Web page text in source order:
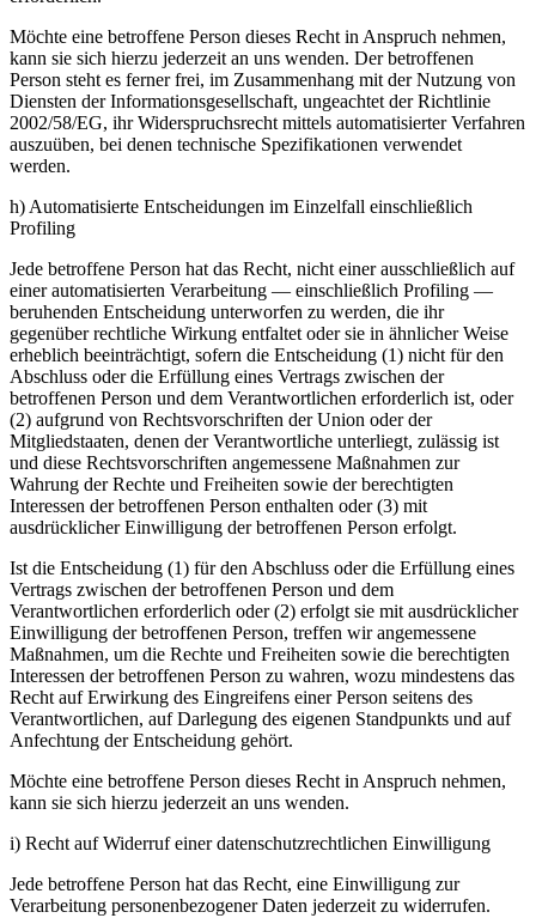
Möchte eine betroffene Person dieses Recht in Anspruch nehmen,
kann sie sich hierzu jederzeit an uns wenden. Der betroffenen
Person steht es ferner frei, im Zusammenhang mit der Nutzung von
Diensten der Informationsgesellschaft, ungeachtet der Richtlinie
2002/58/EG, ihr Widerspruchsrecht mittels automatisierter Verfahren
auszuüben, bei denen technische Spezifikationen verwendet
werden.
h) Automatisierte Entscheidungen im Einzelfall einschließlich
Profiling
Jede betroffene Person hat das Recht, nicht einer ausschließlich auf
einer automatisierten Verarbeitung — einschließlich Profiling —
beruhenden Entscheidung unterworfen zu werden, die ihr
gegenüber rechtliche Wirkung entfaltet oder sie in ähnlicher Weise
erheblich beeinträchtigt, sofern die Entscheidung (1) nicht für den
Abschluss oder die Erfüllung eines Vertrags zwischen der
betroffenen Person und dem Verantwortlichen erforderlich ist, oder
(2) aufgrund von Rechtsvorschriften der Union oder der
Mitgliedstaaten, denen der Verantwortliche unterliegt, zulässig ist
und diese Rechtsvorschriften angemessene Maßnahmen zur
Wahrung der Rechte und Freiheiten sowie der berechtigten
Interessen der betroffenen Person enthalten oder (3) mit
ausdrücklicher Einwilligung der betroffenen Person erfolgt.
Ist die Entscheidung (1) für den Abschluss oder die Erfüllung eines
Vertrags zwischen der betroffenen Person und dem
Verantwortlichen erforderlich oder (2) erfolgt sie mit ausdrücklicher
Einwilligung der betroffenen Person, treffen wir angemessene
Maßnahmen, um die Rechte und Freiheiten sowie die berechtigten
Interessen der betroffenen Person zu wahren, wozu mindestens das
Recht auf Erwirkung des Eingreifens einer Person seitens des
Verantwortlichen, auf Darlegung des eigenen Standpunkts und auf
Anfechtung der Entscheidung gehört.
Möchte eine betroffene Person dieses Recht in Anspruch nehmen,
kann sie sich hierzu jederzeit an uns wenden.
i) Recht auf Widerruf einer datenschutzrechtlichen Einwilligung
Jede betroffene Person hat das Recht, eine Einwilligung zur
Verarbeitung personenbezogener Daten jederzeit zu widerrufen.